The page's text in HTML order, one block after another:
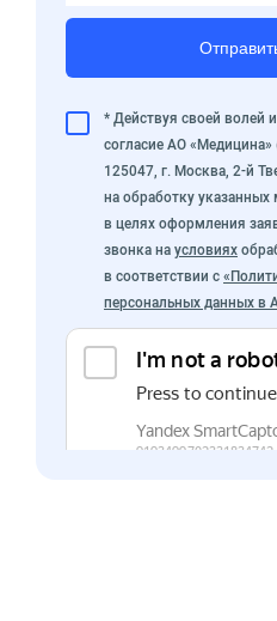
* Действуя своей волей
согласие АО
125047, г. Москва, 2-й
на обработку
в целях оформления
звонка на условиях
в соответствии с
персональных данных в